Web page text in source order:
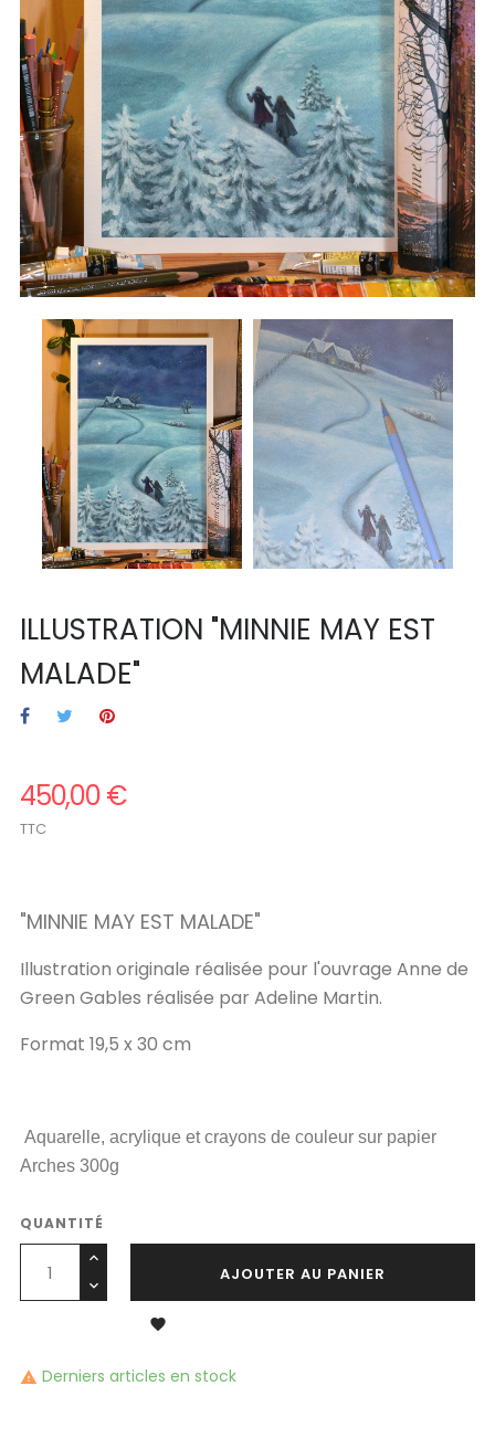
ILLUSTRATION "MINNIE MAY EST
MALADE"
450,00 €
TTC
"MINNIE MAY EST MALADE"
Illustration originale réalisée pour l'ouvrage Anne de
Green Gables réalisée par Adeline Martin.
Format 19,5 x 30 cm
Aquarelle, acrylique et crayons de couleur sur papier
Arches 300g
QUANTITÉ
AJOUTER AU PANIER

 Derniers articles en stock